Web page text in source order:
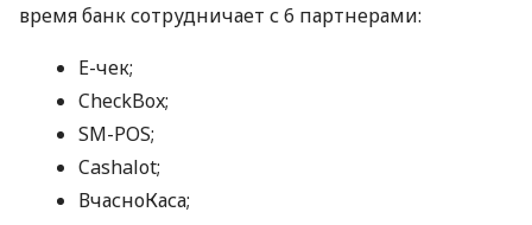
время банк сотрудничает с 6 партнерами:
E-чек;
CheckBox;
SM-POS;
Cashalot;
ВчасноКаса;